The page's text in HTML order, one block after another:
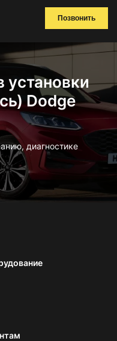
Позвонить
установки
Dodge
диагностике